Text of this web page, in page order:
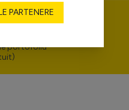
PARTENERE
Prețuri competitive
portofoliu